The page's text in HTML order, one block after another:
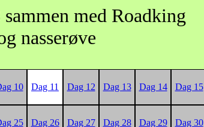
med Roadking
nasserøve
10 Dag 11 Dag 12 Dag 13 Dag 14 Dag 15
25 Dag 26 Dag 27 Dag 28 Dag 29 Dag 30